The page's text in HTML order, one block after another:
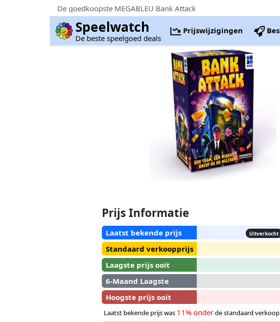
De goedkoopste MEGABLEU Bank Attack
Speelwatch
De beste speelgoed deals
Prijswijzigingen
Prijs Informatie
Laatst bekende prijs Uitverkocht
Standaard verkoopprijs
Laagste prijs ooit
6-Maand Laagste
Hoogste prijs ooit
Laatst bekende prijs was 11% onderde standaard